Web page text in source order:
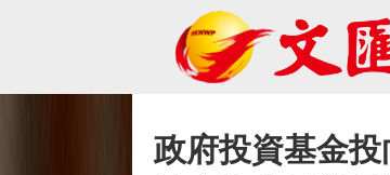
政府投資基金